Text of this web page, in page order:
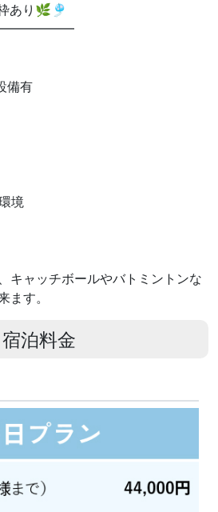
あり🌿🎐
備有
境
キャッチボールやバトミントンな
ます。
宿泊料金